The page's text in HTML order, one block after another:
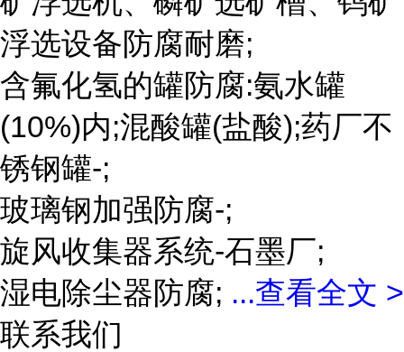
浮选设备防腐耐磨;
含氟化氢的罐防腐:氨水罐
(10%)内;混酸罐(盐酸);药厂不
锈钢罐-;
玻璃钢加强防腐-;
旋风收集器系统-石墨厂;
湿电除尘器防腐; ...查看全文 >
联系我们